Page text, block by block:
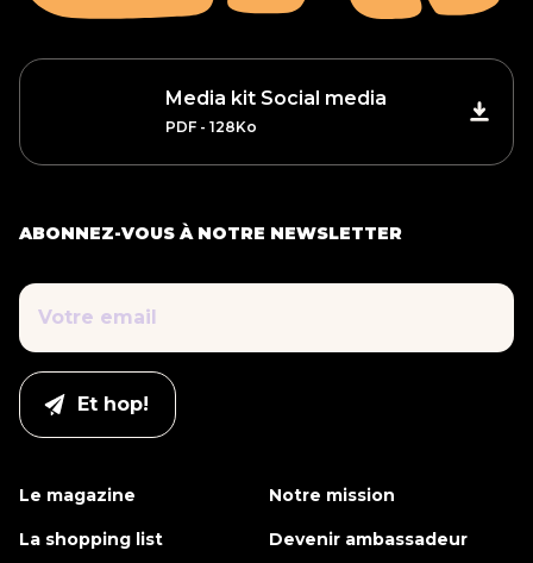
Media kit Social media
PDF - 128Ko
ABONNEZ-VOUS À NOTRE NEWSLETTER
Le magazine Notre mission
La shopping list Devenir ambassadeur